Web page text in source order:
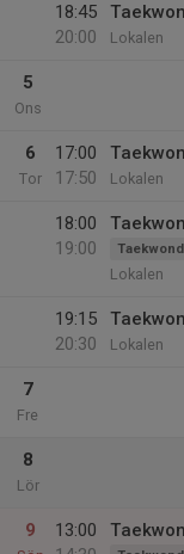
18:45
20:00
Lokalen
5
Ons
6
Tor
17:00
17:50
Lokalen
18:00
19:00
Lokalen
19:15
20:30
Lokalen
7
Fre
8
Lör
9
13:00